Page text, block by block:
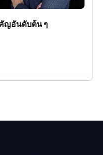
ญอันดับต้น ๆ